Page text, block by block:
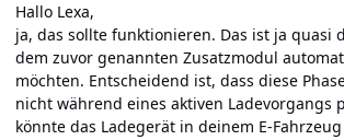
Hallo Lexa,
ja, das sollte funktionieren. Das ist ja quasi
dem zuvor genannten Zusatzmodul
möchten. Entscheidend ist, dass diese
nicht während eines aktiven Ladevorgangs
könnte das Ladegerät in deinem E-